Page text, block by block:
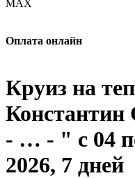
Оплата онлайн
Круиз на
- … - " с 04
2026, 7 дней